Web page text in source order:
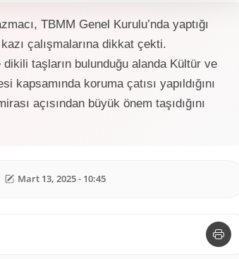
TBMM Genel Kurulu’nda yaptığı
çalışmalarına dikkat çekti.
taşların bulunduğu alanda Kültür ve
kapsamında koruma çatısı yapıldığını
açısından büyük önem taşıdığını
Mart 13, 2025 - 10:45